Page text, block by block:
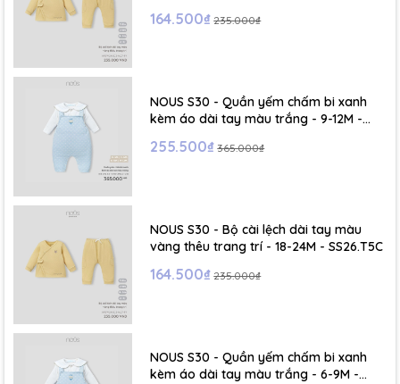
164.500₫ 235.000₫
NOUS S30 - Quần yếm chấm bi xanh
kèm áo dài tay màu trắng - 9-12M -
255.500₫ 365.000₫
NOUS S30 - Bộ cài lệch dài tay màu
vàng thêu trang trí - 18-24M - SS26.T5C
164.500₫ 235.000₫
NOUS S30 - Quần yếm chấm bi xanh
kèm áo dài tay màu trắng - 6-9M -